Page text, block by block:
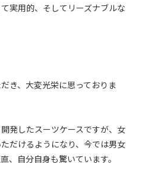
実用的、そしてリーズナブルな
き、大変光栄に思っておりま
発したスーツケースですが、女
だけるようになり、今では男女
、自分自身も驚いています。